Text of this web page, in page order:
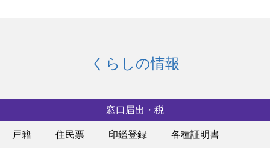
くらしの情報
窓口届出・税
戸籍 住民票 印鑑登録 各種証明書